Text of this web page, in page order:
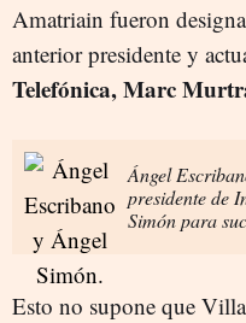
Amatriain fueron
anterior presidente y
Telefónica, Marc
Ángel
presidente de
Simón para
Esto no supone que